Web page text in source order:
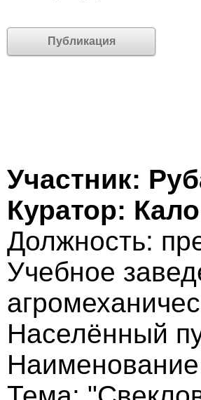
Публикация
Участник:
Куратор:
Должность:
Учебное
Населённый